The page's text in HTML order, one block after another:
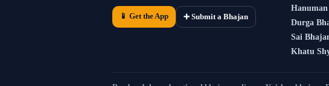
📱 Get the App ➕ Submit a Bhajan
Durga
Sai
Khatu